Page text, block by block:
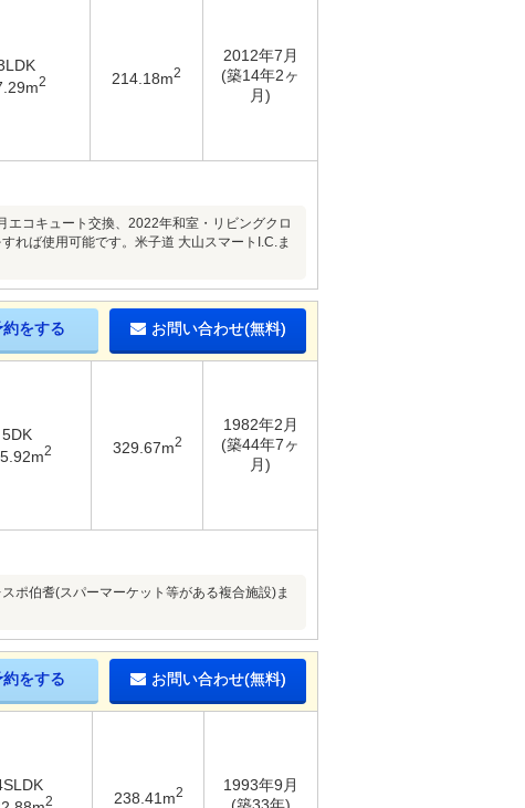
2 214.18m2
2012年7月
(築14年2ヶ
月)
コキュート交換、2022年和室・リビングクロ
れば使用可能です。米子道 大山スマートI.C.ま
約をする お問い合わせ(無料)
5DK
2 329.67m2
1982年2月
(築44年7ヶ
月)
ポ伯耆(スパーマーケット等がある複合施設)ま
約をする お問い合わせ(無料)
2 238.41m2
1993年9月